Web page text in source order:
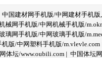
中国建材网手机版/中网建材手机版
械网手机版/中网机械手机版/
璃网手机版/中网玻璃手机版/
版/中网塑料手机版/m.vlevle.com
体坛/www.oubili.com | 中国体坛